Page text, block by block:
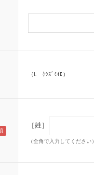
（L ｹｼｽﾞﾐｲﾛ）
［姓］
（全角で入力してください）